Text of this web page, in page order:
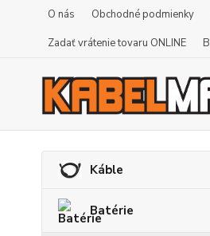
O nás Obchodné podmienky
Zadať vrátenie tovaru ONLINE
Káble
Batérie